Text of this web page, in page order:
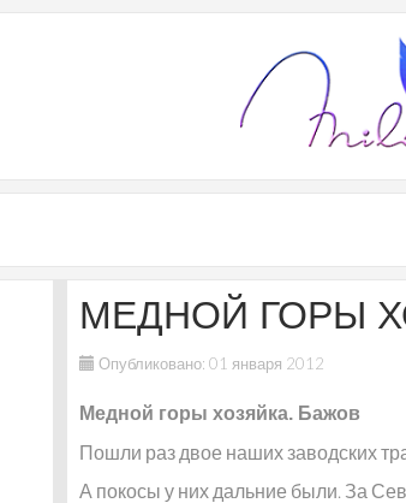
МЕДНОЙ ГОРЫ
Опубликовано: 01 января 2012
Медной горы хозяйка. Бажов
Пошли раз двое наших заводских
А покосы у них дальние были. За